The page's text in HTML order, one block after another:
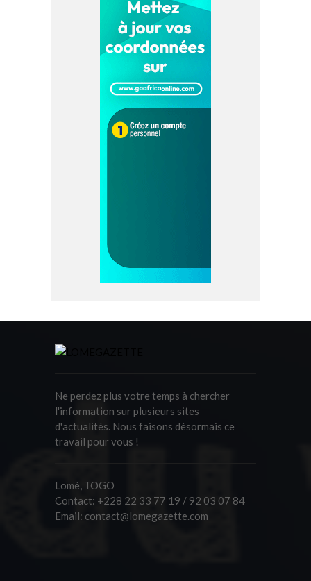
Ne perdez plus votre temps à chercher
l'information sur plusieurs sites
d'actualités. Nous faisons désormais ce
travail pour vous !
Lomé, TOGO
Contact: +228 22 33 77 19 / 92 03 07 84
Email: contact@lomegazette.com